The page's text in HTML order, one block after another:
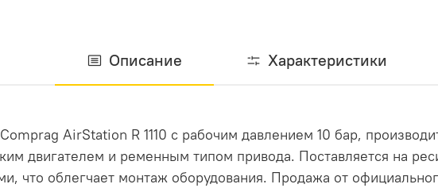
Описание Характеристики
AirStation R 1110 с рабочим давлением 10 бар,
двигателем и ременным типом привода. Поставляется на
что облегчает монтаж оборудования. Продажа от